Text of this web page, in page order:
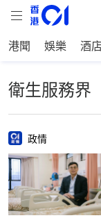
港聞 娛樂 酒
衛生服務界
政情